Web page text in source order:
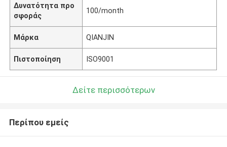
Δυνατότητα προ
σφοράς
100/month
Μάρκα QIANJIN
Πιστοποίηση ISO9001
Δείτε περισσότερων
Περίπου εμείς